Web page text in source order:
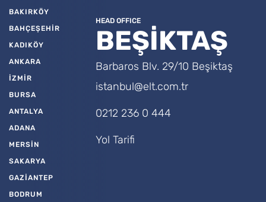
BAKIRKÖY
BAHÇEŞEHİR
KADIKÖY
ANKARA
İZMİR
BURSA
ANTALYA
ADANA
MERSİN
SAKARYA
GAZİANTEP
BODRUM
HEAD OFFICE
BEŞİKTAŞ
Barbaros Blv. 29/10 Beşiktaş
istanbul@elt.com.tr
0212 236 0 444
Yol Tarifi